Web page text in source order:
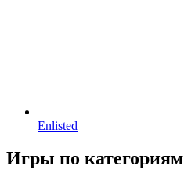
Enlisted
Игры по категориям